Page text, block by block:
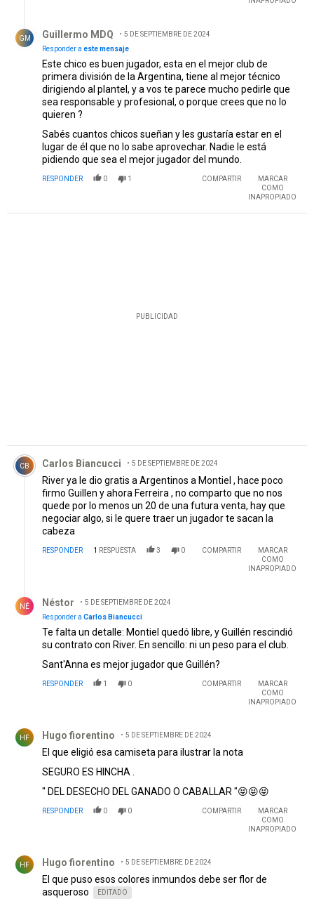
GM Guillermo MDQ
5 DE SEPTIEMBRE DE 2024
Responder a este mensaje
Este chico es buen jugador, esta en el mejor club de
primera división de la Argentina, tiene al mejor técnico
dirigiendo al plantel, y a vos te parece mucho pedirle que
sea responsable y profesional, o porque crees que no lo
quieren ?
Sabés cuantos chicos sueñan y les gustaría estar en el
lugar de él que no lo sabe aprovechar. Nadie le está
pidiendo que sea el mejor jugador del mundo.
RESPONDER 0 1 COMPARTIR
MARCAR
COMO
INAPROPIADO
PUBLICIDAD
Comentario de Carlos Biancucci.
CB Carlos Biancucci 5 DE SEPTIEMBRE DE 2024
River ya le dio gratis a Argentinos a Montiel , hace poco
firmo Guillen y ahora Ferreira , no comparto que no nos
quede por lo menos un 20 de una futura venta, hay que
negociar algo, si le quere traer un jugador te sacan la
cabeza
RESPONDER 1 RESPUESTA 3 0 COMPARTIR
MARCAR
COMO
INAPROPIADO
NÉ Néstor
5 DE SEPTIEMBRE DE 2024
Responder a Carlos Biancucci
Te falta un detalle: Montiel quedó libre, y Guillén rescindió
su contrato con River. En sencillo: ni un peso para el club.
Sant'Anna es mejor jugador que Guillén?
RESPONDER 1 0 COMPARTIR
MARCAR
COMO
INAPROPIADO
HF Hugo fiorentino 5 DE SEPTIEMBRE DE 2024
El que eligió esa camiseta para ilustrar la nota
SEGURO ES HINCHA .
" DEL DESECHO DEL GANADO O CABALLAR "😝😝😝
RESPONDER 0 0 COMPARTIR
MARCAR
COMO
INAPROPIADO
HF Hugo fiorentino 5 DE SEPTIEMBRE DE 2024
El que puso esos colores inmundos debe ser flor de
asqueroso
EDITADO